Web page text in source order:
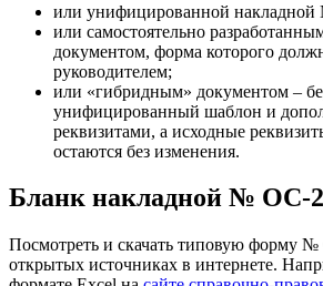
или унифицированной
или самостоятельно
документом, форма которого
руководителем;
или «гибридным» документом –
унифицированный шаблон и
реквизитами, а исходные
остаются без изменения.
Бланк накладной № ОС-2
Посмотреть и скачать типовую форму
открытых источниках в интернете.